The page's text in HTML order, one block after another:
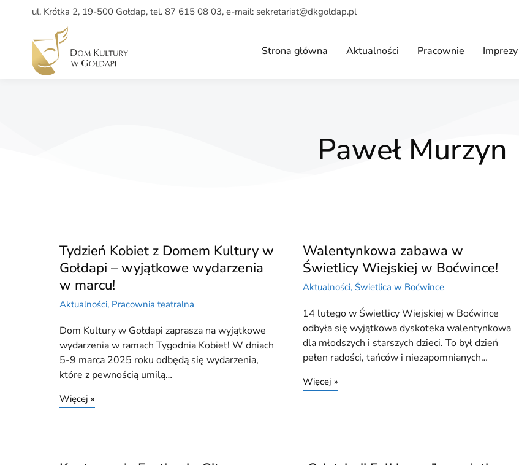
ul. Krótka 2, 19-500 Gołdap, tel. 87 615 08 03, e-mail: sekretariat@dkgoldap.pl
Strona główna Aktualności Pracownie Imprezy
Paweł Murzyn
Tydzień Kobiet z Domem Kultury w
Gołdapi – wyjątkowe wydarzenia
w marcu!
Aktualności, Pracownia teatralna
Dom Kultury w Gołdapi zaprasza na wyjątkowe
wydarzenia w ramach Tygodnia Kobiet! W dniach
5-9 marca 2025 roku odbędą się wydarzenia,
które z pewnością umilą…
Więcej »
Walentynkowa zabawa w
Świetlicy Wiejskiej w Boćwince!
Aktualności, Świetlica w Boćwince
14 lutego w Świetlicy Wiejskiej w Boćwince
odbyła się wyjątkowa dyskoteka walentynkowa
dla młodszych i starszych dzieci. To był dzień
pełen radości, tańców i niezapomnianych…
Więcej »